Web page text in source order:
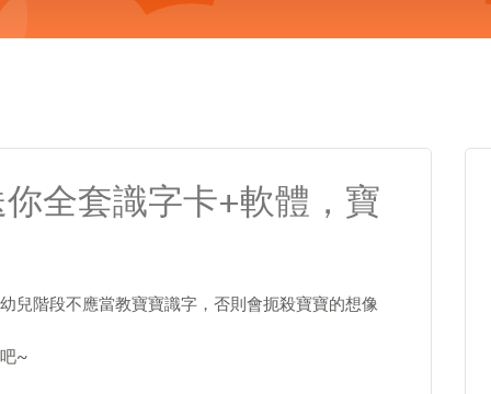
全套識字卡+軟體，寶
兒階段不應當教寶寶識字，否則會扼殺寶寶的想像
~